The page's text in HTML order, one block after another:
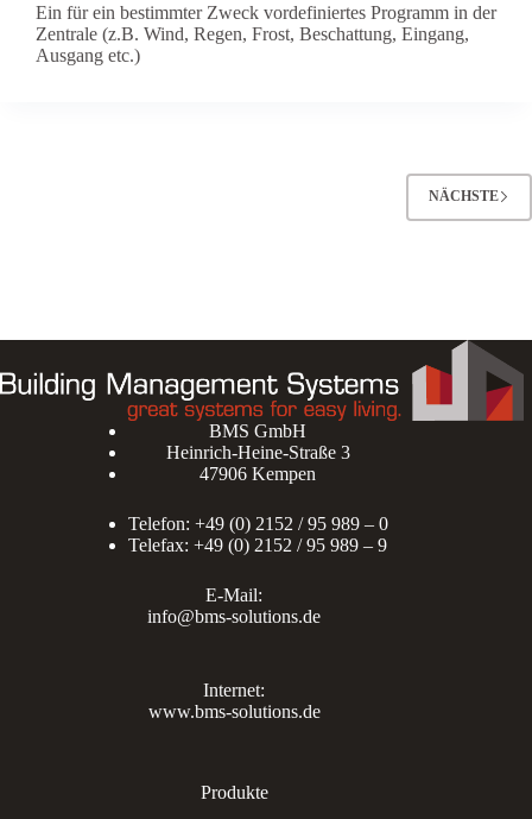
Ein für ein bestimmter Zweck vordefiniertes Programm in der
Zentrale (z.B. Wind, Regen, Frost, Beschattung, Eingang,
Ausgang etc.)
NÄCHSTE
BMS GmbH
Heinrich-Heine-Straße 3
47906 Kempen
Telefon: +49 (0) 2152 / 95 989 – 0
Telefax: +49 (0) 2152 / 95 989 – 9
E-Mail:
info@bms-solutions.de
Internet:
www.bms-solutions.de
Produkte